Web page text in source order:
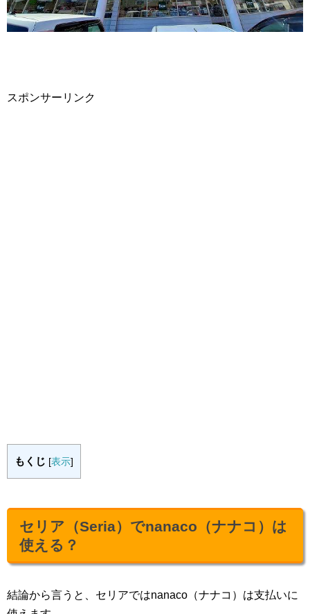
スポンサーリンク
もくじ [表示]
セリア（Seria）でnanaco（ナナコ）は
使える？
結論から言うと、セリアではnanaco（ナナコ）は支払いに